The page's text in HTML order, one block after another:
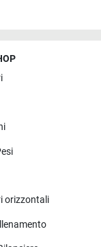
orizzontali